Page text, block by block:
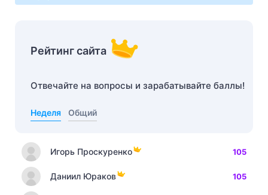
Рейтинг сайта
Отвечайте на вопросы и зарабатывайте баллы!
Неделя Общий
Игорь Проскуренко 105
Даниил Юраков 105